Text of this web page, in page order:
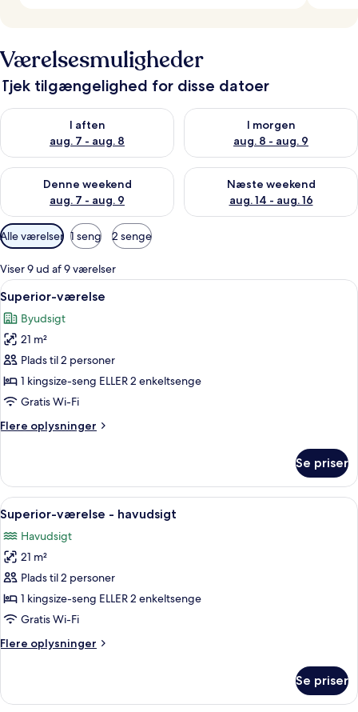
Værelsesmuligheder
Tjek tilgængelighed for disse datoer
I aften
aug. 7 - aug. 8
Tjek tilgængelighed for i aften aug. 7 - aug. 8
I morgen
aug. 8 - aug. 9
Tjek tilgængelighed for i
Denne weekend
aug. 7 - aug. 9
Tjek tilgængelighed for denne weekend aug. 7 - aug. 9
Næste weekend
aug. 14 - aug. 16
Tjek tilgængelighed for næste
Tilgængelige
filtre
for
værelser
Alle værelser 1 seng 2 senge
Viser 9 ud af 9 værelser
Indlæs
alle
billeder
af
Superior-
værelse
Et moderne hotelværelse med en
7
Superior-værelse
Byudsigt
21 m²
Plads til 2 personer
1 kingsize-seng ELLER 2 enkeltsenge
Gratis Wi-Fi
Flere oplysninger
Flere
værelse
Se priser
Indlæs
alle
billeder
af
Superior-
værelse
-
Et hotelværelse med en stor seng,
6
Superior-værelse - havudsigt
Havudsigt
21 m²
Plads til 2 personer
1 kingsize-seng ELLER 2 enkeltsenge
Gratis Wi-Fi
Flere oplysninger
Flere
værelse
Se priser